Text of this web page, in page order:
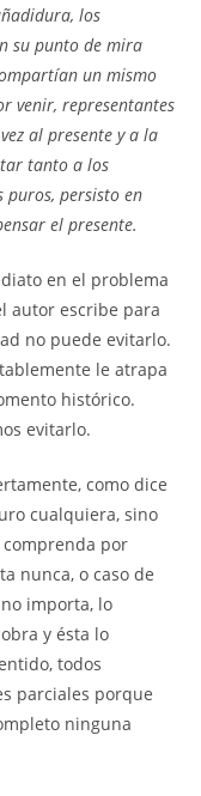
los
su punto de mira
un mismo
venir, representantes
al presente y a la
tanto a los
puros, persisto en
el presente.
en el problema
autor escribe para
no puede evitarlo.
le atrapa
histórico.
evitarlo.
como dice
cualquiera, sino
por
nunca, o caso de
importa, lo
y ésta lo
todos
parciales porque
ninguna